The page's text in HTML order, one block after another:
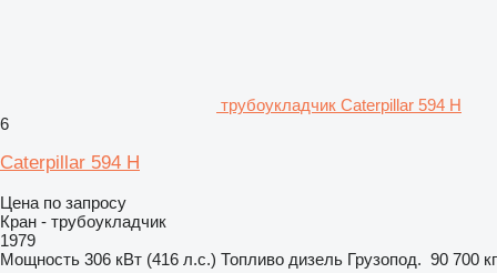
трубоукладчик Caterpillar 594 H
6
Caterpillar 594 H
Цена по запросу
Кран - трубоукладчик
1979
Мощность 306 кВт (416 л.с.) Топливо дизель Грузопод. 90 700 кг